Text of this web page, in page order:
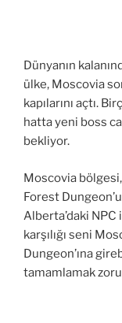
Dünyanın
ülke, Moscovia
kapılarını açtı.
hatta yeni boss
bekliyor.
Moscovia
Forest
Alberta’daki NPC
karşılığı seni
Dungeon’ına
tamamlamak